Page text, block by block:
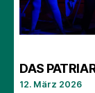
DAS
12. März 2026